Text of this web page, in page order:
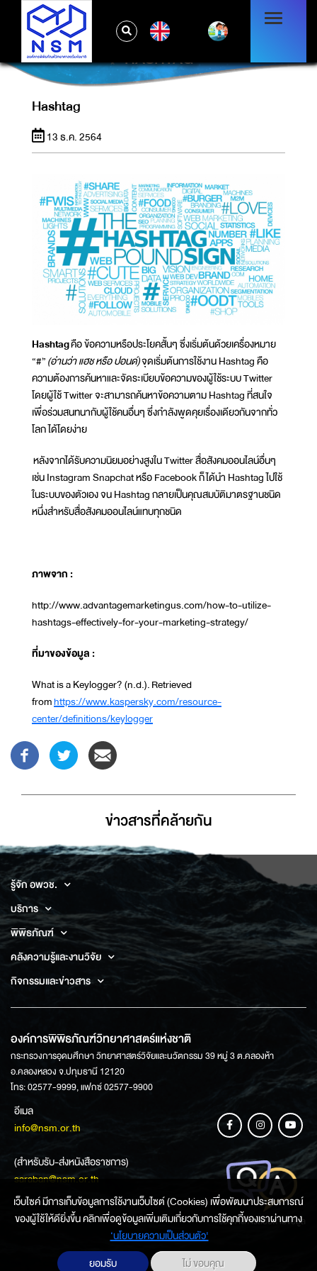
HASHTAG
Hashtag
13 ธ.ค. 2564
Hashtagคือ ข้อความหรือประโยคสั้นๆ ซึ่งเริ่มต้นด้วยเครื่องหมาย
“#”(อ่านว่า แฮช หรือ ปอนด์)จุดเริ่มต้นการใช้งาน Hashtag คือ
ความต้องการค้นหาและจัดระเบียบข้อความของผู้ใช้ระบบ Twitter
โดยผู้ใช้ Twitter จะสามารถค้นหาข้อความตาม Hashtag ที่สนใจ
เพื่อร่วมสนทนากับผู้ใช้คนอื่นๆ ซึ่งกำลังพูดคุยเรื่องเดียวกันจากทั่ว
โลก ได้โดยง่าย
หลังจากได้รับความนิยมอย่างสูงใน Twitter สื่อสังคมออนไลน์อื่นๆ
เช่น Instagram Snapchat หรือ Facebook ก็ได้นำ Hashtag ไปใช้
ในระบบของตัวเอง จน Hashtag กลายเป็นคุณสมบัติมาตรฐานชนิด
หนึ่งสำหรับสื่อสังคมออนไลน์แทบทุกชนิด
ภาพจาก :
http://www.advantagemarketingus.com/how-to-utilize-
hashtags-effectively-for-your-marketing-strategy/
ที่มาของข้อมูล :
What is a Keylogger? (n.d.). Retrieved
fromhttps://www.kaspersky.com/resource-
center/definitions/keylogger
ข่าวสารที่่คล้ายกัน
รู้จัก อพวช.
บริการ
พิพิธภัณฑ์
คลังความรู้และงานวิจัย
กิจกรรมและข่าวสาร
องค์การพิพิธภัณฑ์วิทยาศาสตร์แห่งชาติ
กระทรวงการอุดมศึกษา วิทยาศาสตร์วิจัยและนวัตกรรม 39 หมู่ 3 ต.คลองห้า
อ.คลองหลวง จ.ปทุมธานี 12120
โทร: 02577-9999, แฟกซ์ 02577-9900
อีเมล
info@nsm.or.th
(สำหรับรับ-ส่งหนังสือราชการ)
saraban@nsm.or.th
ช่องทางการสอบถามข้อมูล
เว็บไซค์ มีการเก็บข้อมูลการใช้งานเว็บไซต์ (Cookies) เพื่อพัฒนาประสบการณ์
ของผู้ใช้ให้ดียิ่งขึ้น คลิกเพื่อดูข้อมูลเพิ่มเติมเกี่ยวกับการใช้คุกกี้ของเราผ่านทาง
‘นโยบายความเป็นส่วนตัว'
ยอมรับ
ไม่ ขอบคุณ